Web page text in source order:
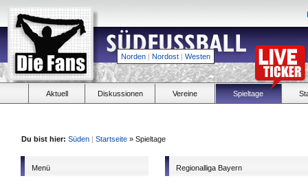
Norden | Nordost | Westen
Aktuell Diskussionen Vereine Spieltage
Du bist hier: Süden | Startseite » Spieltage
Menü Regionalliga Bayern